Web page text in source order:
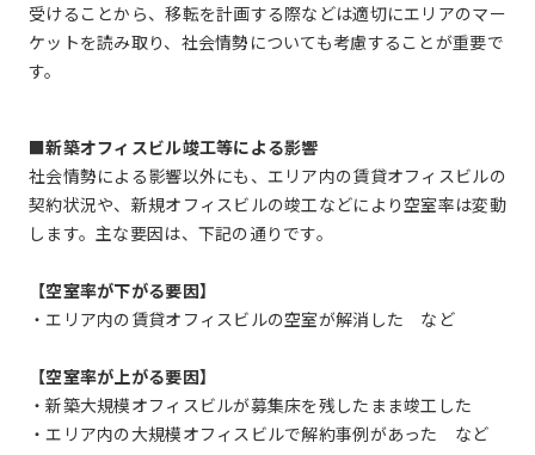
受けることから、移転を計画する際などは適切にエリアのマー
ケットを読み取り、社会情勢についても考慮することが重要で
す。
■新築オフィスビル竣工等による影響
社会情勢による影響以外にも、エリア内の賃貸オフィスビルの
契約状況や、新規オフィスビルの竣工などにより空室率は変動
します。主な要因は、下記の通りです。
【空室率が下がる要因】
・エリア内の賃貸オフィスビルの空室が解消した など
【空室率が上がる要因】
・新築大規模オフィスビルが募集床を残したまま竣工した
・エリア内の大規模オフィスビルで解約事例があった など